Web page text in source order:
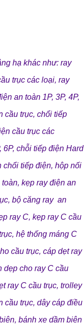
hạ khác như: ray
trục các loại, ray
an toàn 1P, 3P, 4P,
cầu trục, chổi tiếp
cầu trục các
6P, chỗi tiếp điện Hard
chổi tiếp điện, hộp nối
toàn, kẹp ray điện an
, bộ căng ray an
ray C, kẹp ray C cầu
, hệ thống máng C
cầu trục, cáp dẹt ray
dẹp cho ray C cầu
ray C cầu trục, trolley
cầu trục, dây cáp điều
, bánh xe dầm biên